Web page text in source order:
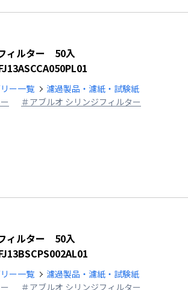
ィルター 50入
ー一覧
濾過製品・濾紙・試験紙
＃アブルオ シリンジフィルター
ィルター 50入
ー一覧
濾過製品・濾紙・試験紙
＃アブルオ シリンジフィルター